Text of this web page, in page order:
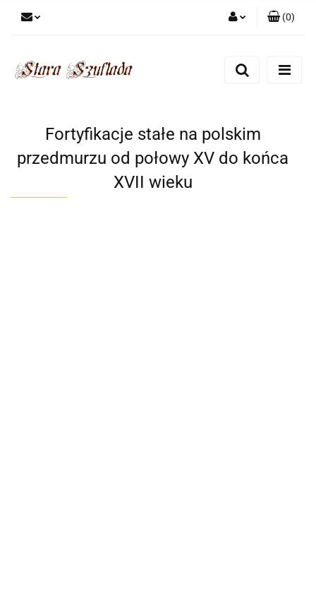
Zarejestruj się
(0)
Fortyfikacje stałe na polskim
przedmurzu od połowy XV do końca
XVII wieku